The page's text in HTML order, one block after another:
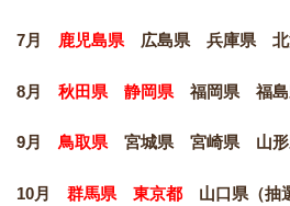
7月 鹿児島県 広島県 兵庫県 北
8月 秋田県 静岡県 福岡県 福島
9月 鳥取県 宮城県 宮崎県 山形
10月 群馬県 東京都 山口県（抽